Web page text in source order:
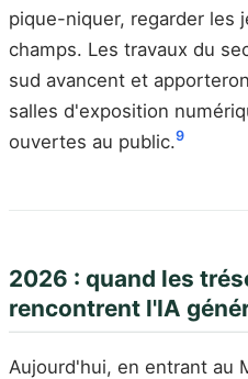
pique-niquer, regarder les
champs. Les travaux du
sud avancent et
salles d'exposition
ouvertes au public.9
2026 : quand les
rencontrent l'IA
Aujourd'hui, en entrant au